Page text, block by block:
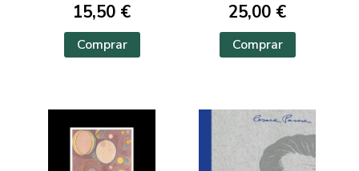
15,50 €
Comprar
25,00 €
Comprar